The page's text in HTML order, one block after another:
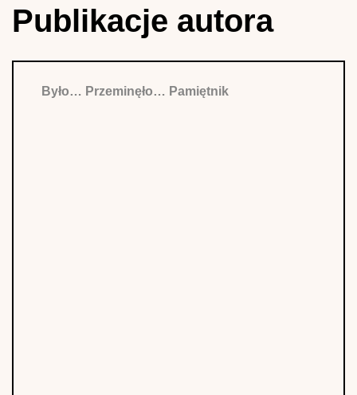
Publikacje autora
Było… Przeminęło… Pamiętnik